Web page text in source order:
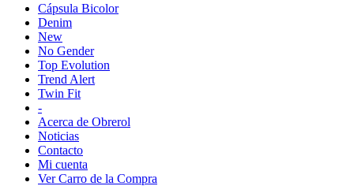
Cápsula Bicolor
Denim
New
No Gender
Top Evolution
Trend Alert
Twin Fit
-
Acerca de Obrerol
Noticias
Contacto
Mi cuenta
Ver Carro de la Compra